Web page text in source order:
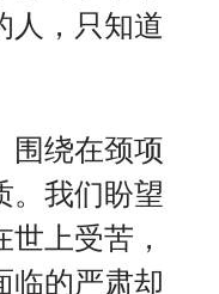
人，只知道
围绕在颈项
。我们盼望
上受苦，
临的严肃却